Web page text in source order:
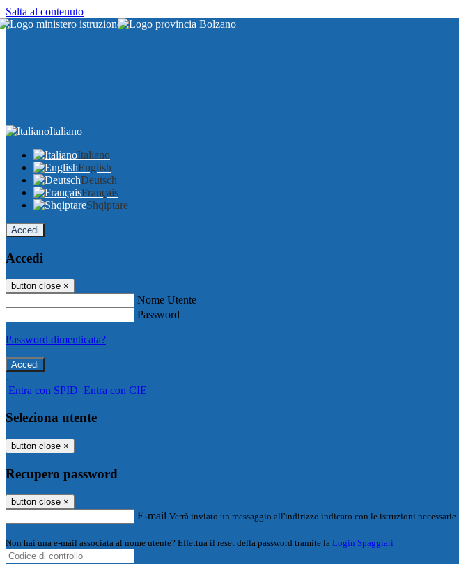
Salta al contenuto
Italiano
Italiano
English
Deutsch
Français
Shqiptare
Accedi
Accedi
button close ×
Nome Utente
Password
Password dimenticata?
-
Entra con SPID Entra con CIE
Seleziona utente
button close ×
Recupero password
button close ×
E-mail Verrà inviato un messaggio all'indirizzo indicato con le istruzioni necessarie.
Non hai una e-mail associata al nome utente? Effettua il reset della password tramite la Login Spaggiari